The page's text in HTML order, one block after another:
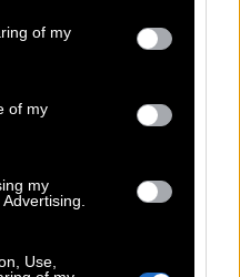
You may click to
its third-party tags to
purposes in below Google
of my
of my
my
Use,